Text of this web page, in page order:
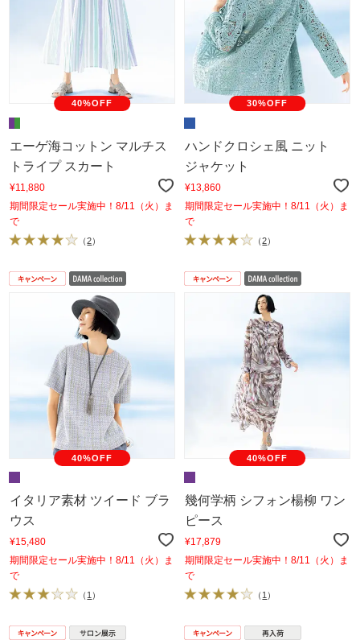
40%OFF
エーゲ海コットン マルチス
トライプ スカート
¥11,880
期間限定セール実施中！8/11（火）ま
で
（2）
30%OFF
ハンドクロシェ風 ニット
ジャケット
¥13,860
期間限定セール実施中！8/11（火）ま
で
（2）
40%OFF
イタリア素材 ツイード ブラ
ウス
¥15,480
期間限定セール実施中！8/11（火）ま
で
（ 1 ）
40%OFF
幾何学柄 シフォン楊柳 ワン
ピース
¥17,879
期間限定セール実施中！8/11（火）ま
で
（ 1 ）